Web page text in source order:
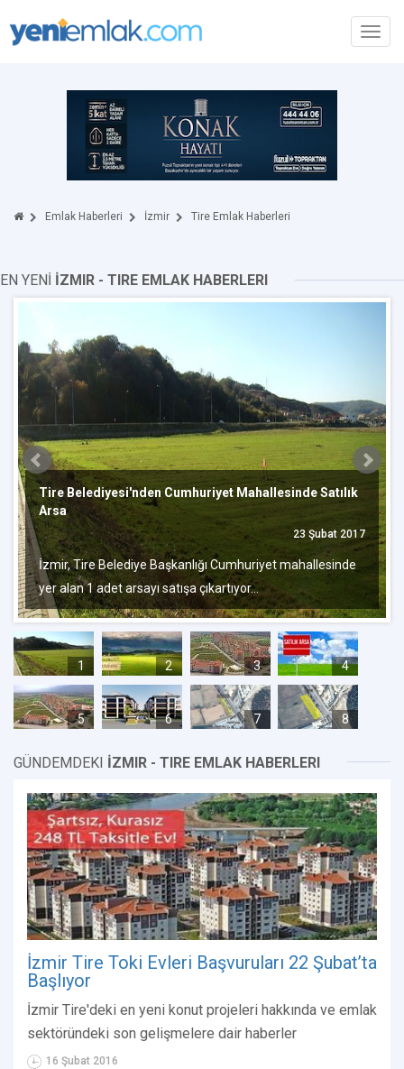
Emlak Haberleri İzmir Tire Emlak Haberleri
EN YENİ İZMIR - TIRE EMLAK HABERLERI
Tire Belediyesi'nden Cumhuriyet Mahallesinde Satılık
Arsa
23 Şubat 2017
İzmir, Tire Belediye Başkanlığı Cumhuriyet mahallesinde
yer alan 1 adet arsayı satışa çıkartıyor...
1 2 3 4
5 6 7 8
GÜNDEMDEKI İZMIR - TIRE EMLAK HABERLERI
İzmir Tire Toki Evleri Başvuruları 22 Şubat’ta
Başlıyor
İzmir Tire'deki en yeni konut projeleri hakkında ve emlak
sektöründeki son gelişmelere dair haberler
16 Şubat 2016